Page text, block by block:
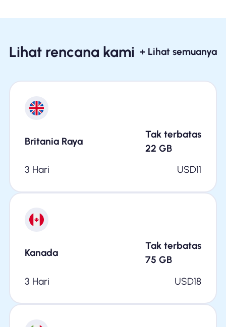
Lihat rencana kami + Lihat semuanya
Britania Raya
Tak terbatas
22 GB
3 Hari
USD11
Kanada
Tak terbatas
75 GB
3 Hari
USD18